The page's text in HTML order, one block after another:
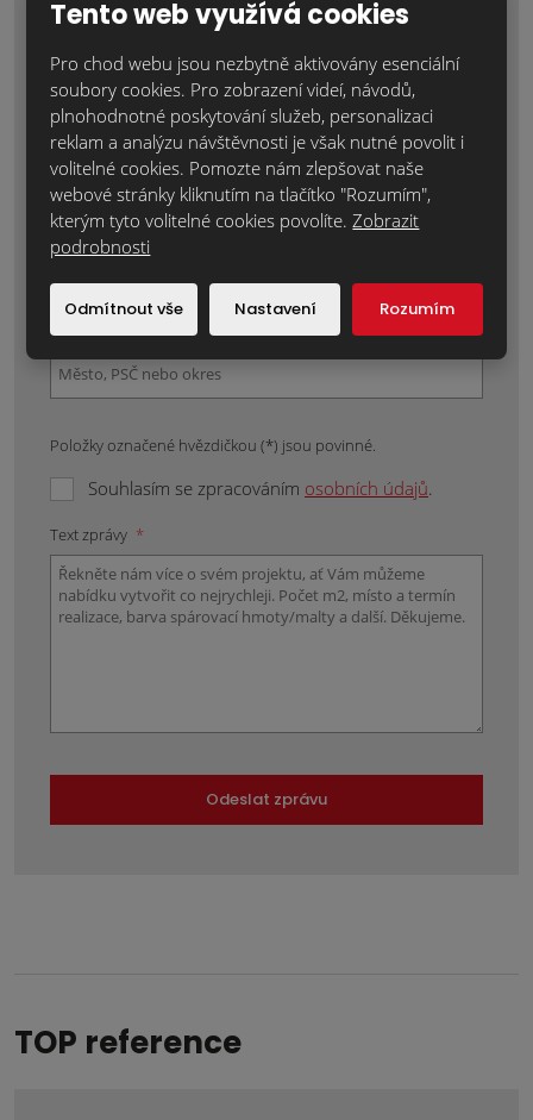
Jméno a příjmení *
Váš telefon: *
Váš e-mail: *
Místo realizace:
Položky označené hvězdičkou (*) jsou povinné.
Souhlasím se zpracováním osobních údajů.
Text zprávy *
Odeslat zprávu
TOP reference
Tento web využívá cookies
Pro chod webu jsou nezbytně aktivovány esenciální
soubory cookies. Pro zobrazení videí, návodů,
plnohodnotné poskytování služeb, personalizaci
reklam a analýzu návštěvnosti je však nutné povolit i
volitelné cookies. Pomozte nám zlepšovat naše
webové stránky kliknutím na tlačítko "Rozumím",
kterým tyto volitelné cookies povolíte. Zobrazit
podrobnosti
Odmítnout vše Nastavení Rozumím